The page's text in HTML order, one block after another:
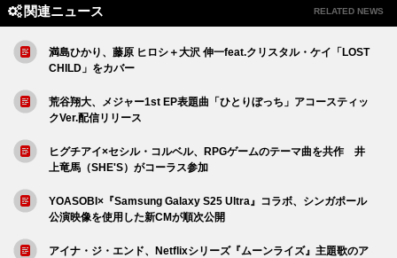
関連ニュース RELATED NEWS
満島ひかり、藤原 ヒロシ＋大沢 伸一feat.クリスタル・ケイ「LOST
CHILD」をカバー
荒谷翔大、メジャー1st EP表題曲「ひとりぼっち」アコースティッ
クVer.配信リリース
ヒグチアイ×セシル・コルベル、RPGゲームのテーマ曲を共作 井
上竜馬（SHE'S）がコーラス参加
YOASOBI×『Samsung Galaxy S25 Ultra』コラボ、シンガポール
公演映像を使用した新CMが順次公開
アイナ・ジ・エンド、Netflixシリーズ『ムーンライズ』主題歌のア